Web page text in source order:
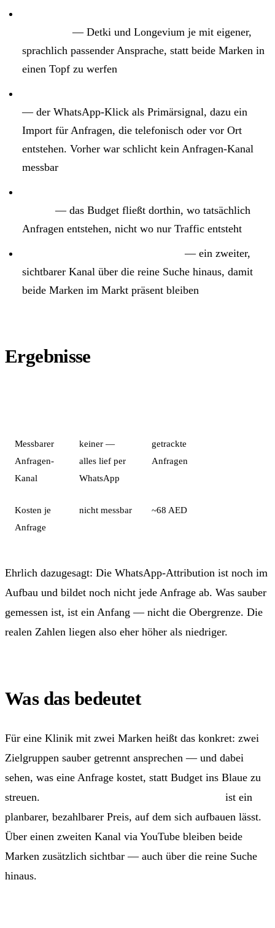
— Detki und Longevium je mit eigener,
sprachlich passender Ansprache, statt beide Marken in
einen Topf zu werfen
— der WhatsApp-Klick als Primärsignal, dazu ein
Import für Anfragen, die telefonisch oder vor Ort
entstehen. Vorher war schlicht kein Anfragen-Kanal
messbar
— das Budget fließt dorthin, wo tatsächlich
Anfragen entstehen, nicht wo nur Traffic entsteht
— ein zweiter,
sichtbarer Kanal über die reine Suche hinaus, damit
beide Marken im Markt präsent bleiben
Ergebnisse
Messbarer
Anfragen-
Kanal
keiner —
alles lief per
WhatsApp
getrackte
Anfragen
Kosten je
Anfrage
nicht messbar ~68 AED
Ehrlich dazugesagt: Die WhatsApp-Attribution ist noch im
Aufbau und bildet noch nicht jede Anfrage ab. Was sauber
gemessen ist, ist ein Anfang — nicht die Obergrenze. Die
realen Zahlen liegen also eher höher als niedriger.
Was das bedeutet
Für eine Klinik mit zwei Marken heißt das konkret: zwei
Zielgruppen sauber getrennt ansprechen — und dabei
sehen, was eine Anfrage kostet, statt Budget ins Blaue zu
streuen.
ist ein
planbarer, bezahlbarer Preis, auf dem sich aufbauen lässt.
Über einen zweiten Kanal via YouTube bleiben beide
Marken zusätzlich sichtbar — auch über die reine Suche
hinaus.